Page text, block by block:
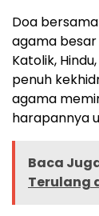
Doa
agama besar
Katolik,
penuh
agama
harapannya
Baca
Terulang